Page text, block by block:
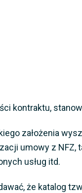
kontraktu,
założenia
umowy z NFZ,
usług itd.
że katalog